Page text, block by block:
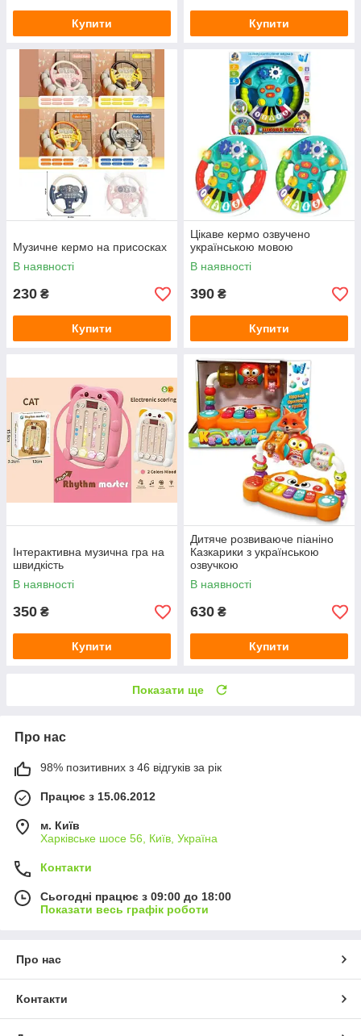
Купити Купити
Музичне кермо на присосках
В наявності
230 ₴
Купити
Цікаве кермо озвучено
українською мовою
В наявності
390 ₴
Купити
Інтерактивна музична гра на
швидкість
В наявності
350 ₴
Купити
Дитяче розвиваюче піаніно
Казкарики з українською
озвучкою
В наявності
630 ₴
Купити
Показати ще
Про нас
98% позитивних з 46 відгуків за рік
Працює з 15.06.2012
м. Київ
Харківське шосе 56, Київ, Україна
Контакти
Сьогодні працює з 09:00 до 18:00
Показати весь графік роботи
Про нас
Контакти